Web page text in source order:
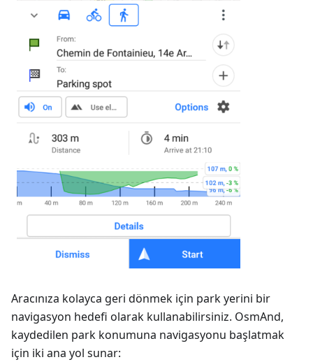
Aracınıza kolayca geri dönmek için park yerini bir
navigasyon hedefi olarak kullanabilirsiniz. OsmAnd,
kaydedilen park konumuna navigasyonu başlatmak
için iki ana yol sunar: